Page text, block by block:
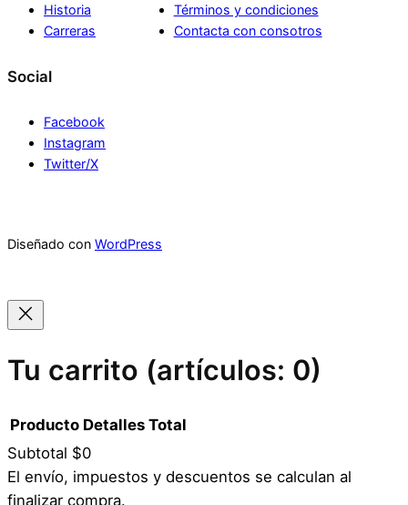
Historia
Carreras
Términos y condiciones
Contacta con consotros
Social
Facebook
Instagram
Twitter/X
Diseñado con WordPress
Tu carrito (artículos: 0)
Productos
Producto Detalles Total
Subtotal $0
El envío, impuestos y descuentos se calculan al
finalizar compra.